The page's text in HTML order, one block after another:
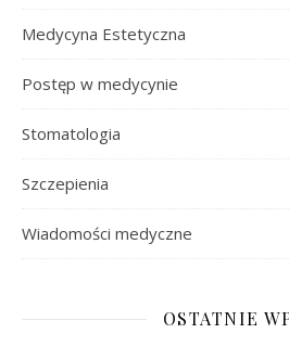
Medycyna Estetyczna
Postęp w medycynie
Stomatologia
Szczepienia
Wiadomości medyczne
OSTATNIE